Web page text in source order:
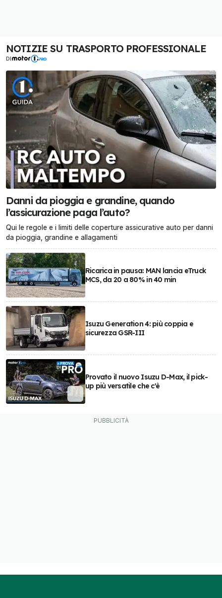
NOTIZIE SU TRASPORTO PROFESSIONALE
DI
Danni da pioggia e grandine, quando
l’assicurazione paga l’auto?
Qui le regole e i limiti delle coperture assicurative auto per danni
da pioggia, grandine e allagamenti
Ricarica in pausa: MAN lancia eTruck
MCS, da 20 a 80% in 40 min
Isuzu Generation 4: più coppia e
sicurezza GSR-III
Provato il nuovo Isuzu D-Max, il pick-
up più versatile che c'è